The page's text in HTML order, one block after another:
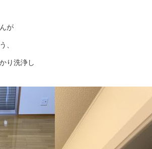
が
、
り洗浄し